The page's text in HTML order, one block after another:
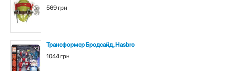
569 грн
Трансформер Бродсайд, Hasbro
1044 грн